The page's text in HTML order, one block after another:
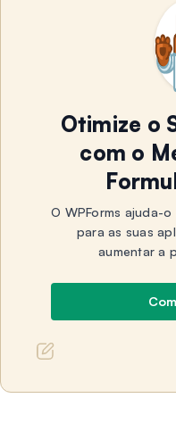
Otimize o
com o
O WPForms ajuda-
para as suas
aumentar a